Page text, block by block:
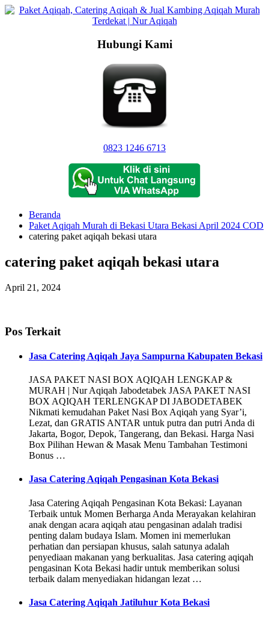
Langsung
Hubungi Kami
0823 1246 6713
Beranda
Paket Aqiqah Murah di Bekasi Utara Bekasi April 2024 COD
catering paket aqiqah bekasi utara
catering paket aqiqah bekasi utara
April 21, 2024
Pos Terkait
Jasa Catering Aqiqah Jaya Sampurna Kabupaten Bekasi
JASA PAKET NASI BOX AQIQAH LENGKAP &
MURAH | Nur Aqiqah Jabodetabek JASA PAKET NASI
BOX AQIQAH TERLENGKAP DI JABODETABEK
Nikmati kemudahan Paket Nasi Box Aqiqah yang Syar’i,
Lezat, dan GRATIS ANTAR untuk putra dan putri Anda di
Jakarta, Bogor, Depok, Tangerang, dan Bekasi. Harga Nasi
Box Pilihan Hewan & Masak Menu Tambahan Testimoni
Bonus …
Jasa Catering Aqiqah Pengasinan Kota Bekasi
Jasa Catering Aqiqah Pengasinan Kota Bekasi: Layanan
Terbaik untuk Momen Berharga Anda Merayakan kelahiran
anak dengan acara aqiqah atau pengasinan adalah tradisi
penting dalam budaya Islam. Momen ini memerlukan
perhatian dan persiapan khusus, salah satunya adalah
penyediaan makanan yang berkualitas. Jasa catering aqiqah
pengasinan Kota Bekasi hadir untuk memberikan solusi
terbaik dalam menyediakan hidangan lezat …
Jasa Catering Aqiqah Jatiluhur Kota Bekasi